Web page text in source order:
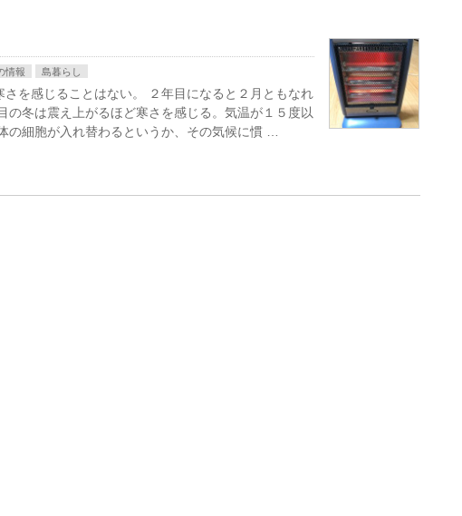
情報 島暮らし
を感じることはない。 ２年目になると２月ともなれ
の冬は震え上がるほど寒さを感じる。気温が１５度以
の細胞が入れ替わるというか、その気候に慣 …